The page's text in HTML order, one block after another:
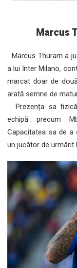
Marcus
Marcus Thuram a
a lui Inter Milano,
marcat doar de
arată semne de
Prezența sa
echipă precum
Capacitatea sa de a
un jucător de urmărit